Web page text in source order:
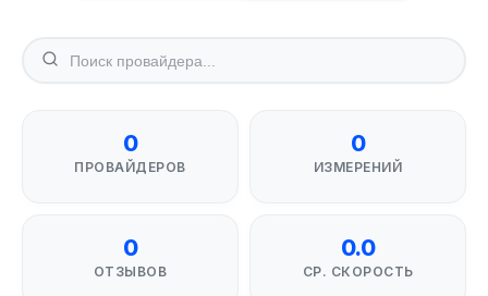
0
ПРОВАЙДЕРОВ
0
ИЗМЕРЕНИЙ
0
ОТЗЫВОВ
0.0
СР. СКОРОСТЬ